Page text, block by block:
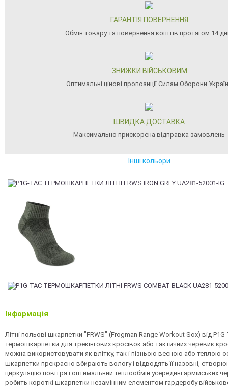
ГАРАНТІЯ ПОВЕРНЕННЯ
Обмін товару та повернення коштів протягом 14
ЗНИЖКИ ВІЙСЬКОВИМ
Оптимальні цінові пропозиції Силам Оборони
ШВИДКА ДОСТАВКА
Максимально прискорена відправка замовлень
Інші кольори
Інформація
Літні польові шкарпетки "FRWS" (Frogman Range Workout Sox) від P1G-
термошкарпетки для трекінгових кросівок або тактичних черевик
можна використовувати як влітку, так і пізньою весною або теплою
шкарпетки прекрасно вбирають вологу і відводять її назовні,
циркуляцію повітря і оптимальний теплообмін усередині армійських
робить короткі шкарпетки незамінним елементом гардеробу